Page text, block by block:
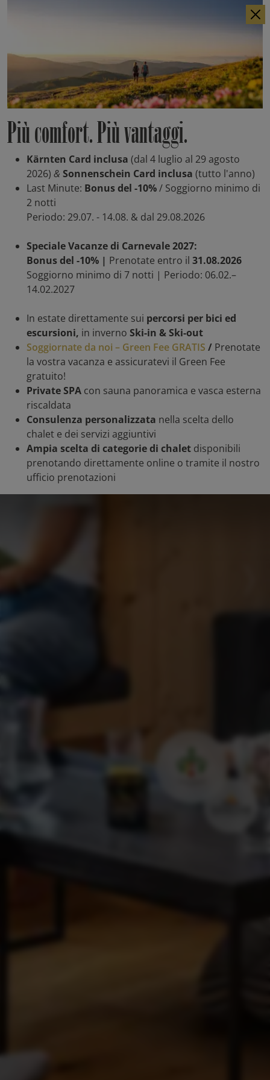
Più comfort. Più vantaggi.
Kärnten Card inclusa (dal 4 luglio al 29 agosto
2026) & Sonnenschein Card inclusa (tutto l'anno)
Last Minute: Bonus del -10%/ Soggiorno minimo di
2 notti
Periodo: 29.07. - 14.08. & dal 29.08.2026
Speciale Vacanze di Carnevale 2027:
Bonus del -10% | Prenotate entro il 31.08.2026
Soggiorno minimo di 7 notti | Periodo: 06.02.–
14.02.2027
In estate direttamente sui percorsi per bici ed
escursioni, in inverno Ski-in & Ski-out
Soggiornate da noi – Green Fee GRATIS / Prenotate
la vostra vacanza e assicuratevi il Green Fee
gratuito!
Private SPA con sauna panoramica e vasca esterna
riscaldata
Consulenza personalizzata nella scelta dello
chalet e dei servizi aggiuntivi
Ampia scelta di categorie di chalet disponibili
prenotando direttamente online o tramite il nostro
ufficio prenotazioni